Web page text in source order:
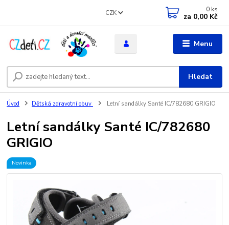
Menu
CZK
Hledat
0 ks
za 0,00 Kč
Úvod Dětská zdravotní obuv Letní sandálky Santé IC/782680 GRIGIO
Letní sandálky Santé IC/782680
GRIGIO
Novinka